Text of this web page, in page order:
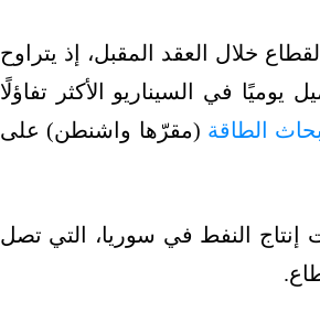
خلال العقد المقبل، إذ يتراوح
يوميًا في أسوأ الحالات و207 آلاف برميل يوميًا في السيناريو الأكثر تفاؤلًا
الطاقة (مقرّها واشنطن) على
إنتاج النفط في سوريا، التي تصل